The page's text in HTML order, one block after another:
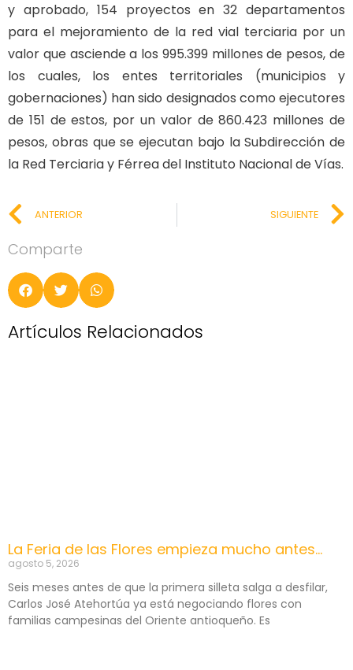
y aprobado, 154 proyectos en 32 departamentos
para el mejoramiento de la red vial terciaria por un
valor que asciende a los 995.399 millones de pesos, de
los cuales, los entes territoriales (municipios y
gobernaciones) han sido designados como ejecutores
de 151 de estos, por un valor de 860.423 millones de
pesos, obras que se ejecutan bajo la Subdirección de
la Red Terciaria y Férrea del Instituto Nacional de Vías.
ANTERIOR SIGUIENTE
Comparte
Artículos Relacionados
La Feria de las Flores empieza mucho antes…
agosto 5, 2026
Seis meses antes de que la primera silleta salga a desfilar,
Carlos José Atehortúa ya está negociando flores con
familias campesinas del Oriente antioqueño. Es